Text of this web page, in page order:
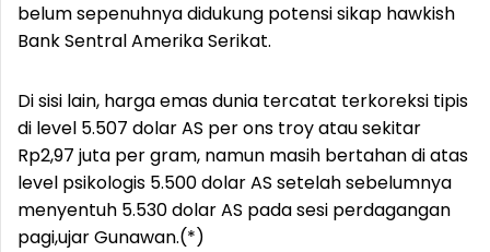
belum sepenuhnya didukung potensi sikap hawkish
Bank Sentral Amerika Serikat.
Di sisi lain, harga emas dunia tercatat terkoreksi tipis
di level 5.507 dolar AS per ons troy atau sekitar
Rp2,97 juta per gram, namun masih bertahan di atas
level psikologis 5.500 dolar AS setelah sebelumnya
menyentuh 5.530 dolar AS pada sesi perdagangan
pagi,ujar Gunawan.(*)